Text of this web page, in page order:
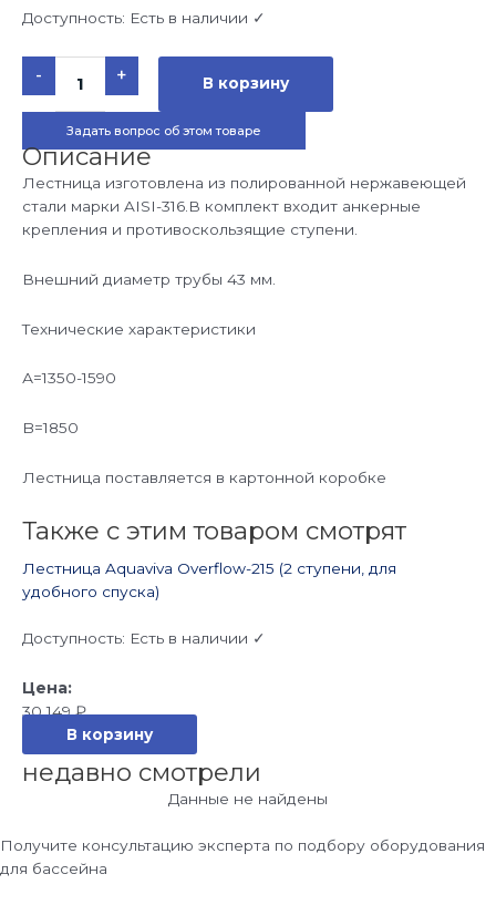
Доступность: Есть в наличии ✓
-
Количество
товара
Лестница
EASY
ACCESS
LAND,
нержавеющая
сталь
AISI-
+ В корзину
Задать вопрос об этом товаре
Описание
Лестница изготовлена из полированной нержавеющей
стали марки AISI-316.В комплект входит анкерные
крепления и противоскользящие ступени.
Внешний диаметр трубы 43 мм.
Технические характеристики
А=1350-1590
B=1850
Лестница поставляется в картонной коробке
Также с этим товаром смотрят
Лестница Aquaviva Overflow-215 (2 ступени, для
удобного спуска)
Доступность: Есть в наличии ✓
30 149₽
В корзину
недавно смотрели
Данные не найдены
Получите консультацию эксперта по подбору оборудования
для бассейна